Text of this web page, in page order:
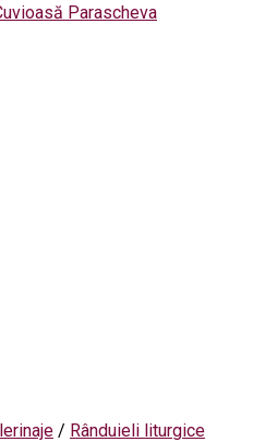
Parascheva
/ Rânduieli liturgice